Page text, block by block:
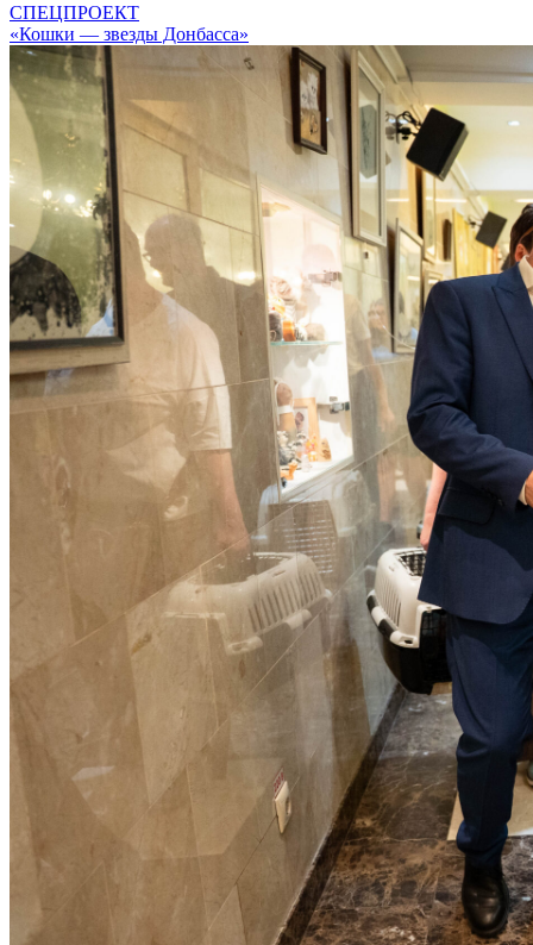
СПЕЦПРОЕКТ
«Кошки — звезды Донбасса»